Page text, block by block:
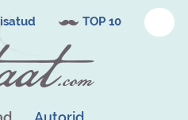
TOP 10